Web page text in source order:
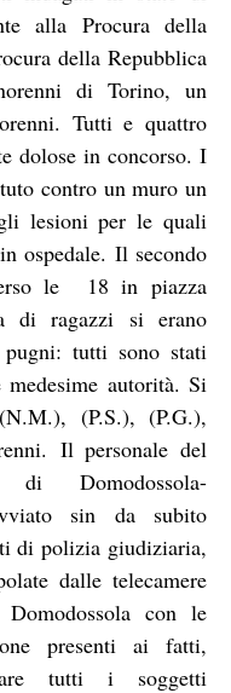
alla Procura della
della Repubblica
di Torino, un
Tutti e quattro
dolose in concorso. I
contro un muro un
lesioni per le quali
ospedale. Il secondo
le 18 in piazza
di ragazzi si erano
tutti sono stati
autorità. Si
(P.S.), (P.G.),
Il personale del
Domodossola-
sin da subito
di polizia giudiziaria,
dalle telecamere
con le
presenti ai fatti,
tutti i soggetti